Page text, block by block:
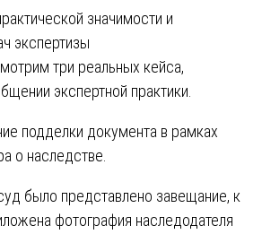
значимости и
экспертизы
три реальных кейса,
экспертной практики.
подделки документа в рамках
о наследстве.
было представлено завещание, к
фотография наследодателя